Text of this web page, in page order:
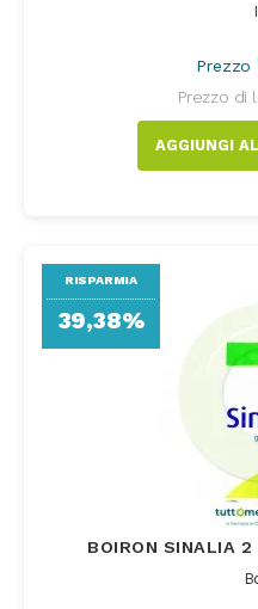
Prezzo
Prezzo di
AGGIUNGI
BOIRON SINALIA
RISPARMIA
39,38%